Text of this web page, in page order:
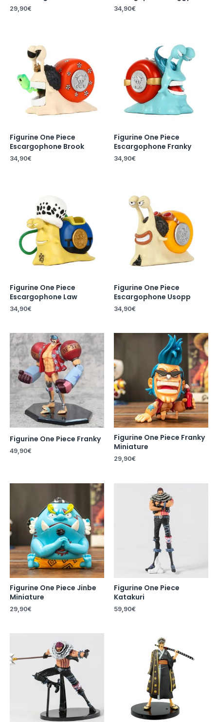
29,90€ 34,90€
Figurine One Piece
Escargophone Brook
34,90€
Figurine One Piece
Escargophone Franky
34,90€
Figurine One Piece
Escargophone Law
34,90€
Figurine One Piece
Escargophone Usopp
34,90€
Figurine One Piece Franky
49,90€
Figurine One Piece Franky
Miniature
29,90€
Figurine One Piece Jinbe
Miniature
29,90€
Figurine One Piece
Katakuri
59,90€